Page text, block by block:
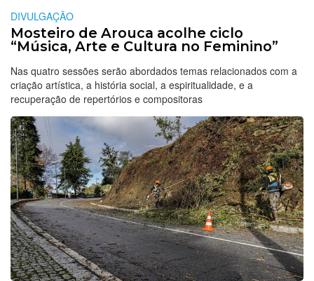
DIVULGAÇÃO
Mosteiro de Arouca acolhe ciclo
“Música, Arte e Cultura no Feminino”
Nas quatro sessões serão abordados temas relacionados com a
criação artística, a história social, a espiritualidade, e a
recuperação de repertórios e compositoras